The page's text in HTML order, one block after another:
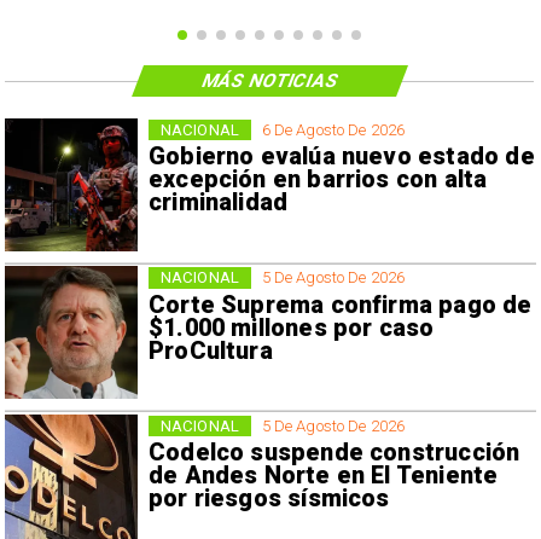
6 De Agosto De 2026
Gobierno evalúa nuevo estado de
excepción en barrios con alta
criminalidad
NACIONAL
5 De Agosto De 2026
Corte Suprema confirma pago de
$1.000 millones por caso
ProCultura
NACIONAL
5 De Agosto De 2026
Codelco suspende construcción
de Andes Norte en El Teniente
por riesgos sísmicos
NACIONAL
MÁS NOTICIAS